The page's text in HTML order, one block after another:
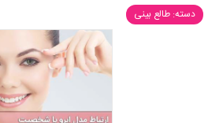
دسته: طالع بینی